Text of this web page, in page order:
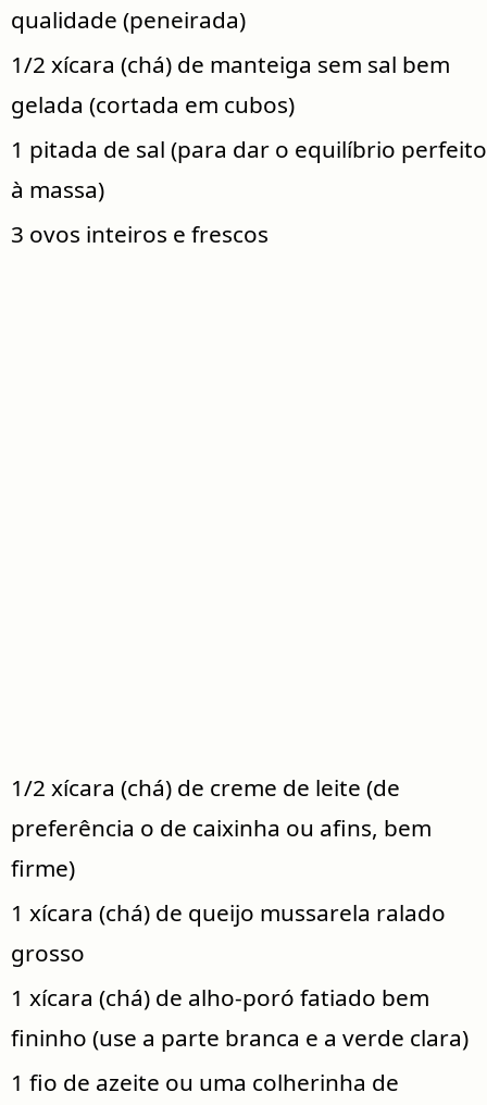
qualidade (peneirada)
1/2 xícara (chá) de manteiga sem sal bem
gelada (cortada em cubos)
1 pitada de sal (para dar o equilíbrio perfeito
à massa)
3 ovos inteiros e frescos
1/2 xícara (chá) de creme de leite (de
preferência o de caixinha ou afins, bem
firme)
1 xícara (chá) de queijo mussarela ralado
grosso
1 xícara (chá) de alho-poró fatiado bem
fininho (use a parte branca e a verde clara)
1 fio de azeite ou uma colherinha de